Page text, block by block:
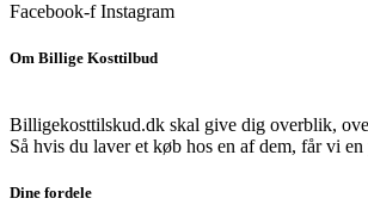
Facebook-f Instagram
Om Billige Kosttilbud
Billigekosttilskud.dk skal give dig overblik,
Så hvis du laver et køb hos en af dem, får vi
Dine fordele